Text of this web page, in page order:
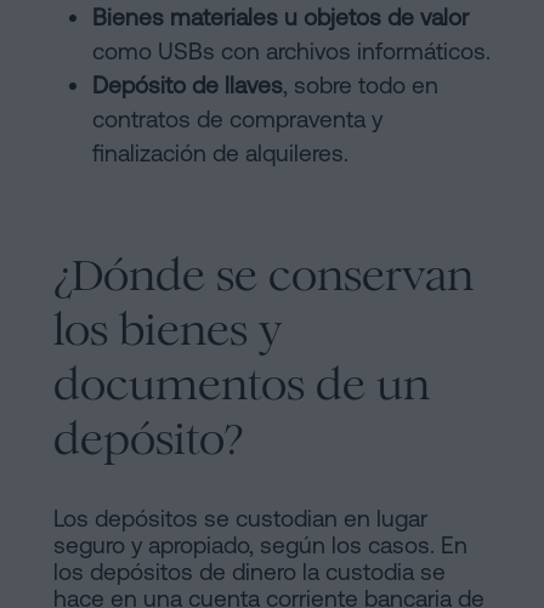
Bienes materiales u objetos de valor
como USBs con archivos informáticos.
Depósito de llaves, sobre todo en
contratos de compraventa y
finalización de alquileres.
¿Dónde se conservan
los bienes y
documentos de un
depósito?
Los depósitos se custodian en lugar
seguro y apropiado, según los casos. En
los depósitos de dinero la custodia se
hace en una cuenta corriente bancaria de